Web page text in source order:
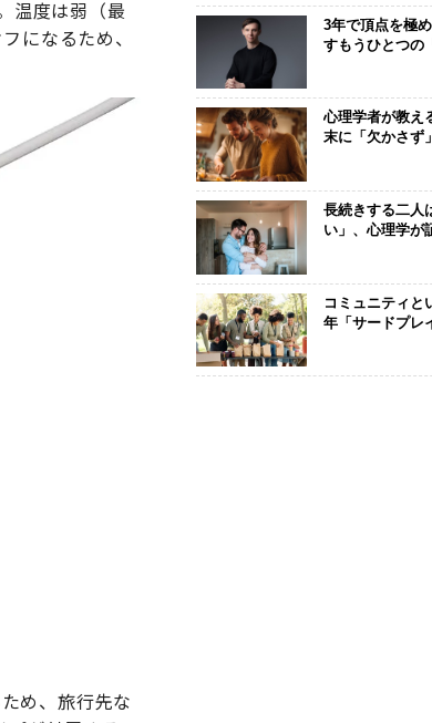
温度は弱（最
になるため、
め、旅行先な
3年で頂点を極
すもうひとつの
心理学者が教え
末に「欠かさず
長続きする二人
い」、心理学が
コミュニティと
年「サードプレ